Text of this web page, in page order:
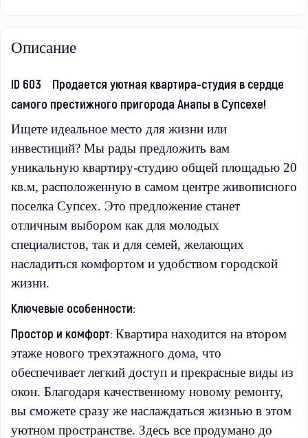
Описание
ID 603 Продается уютная квартира-студия в сердце
самого престижного пригорода Анапы в Супсехе!
Ищете идеальное место для жизни или
инвестиций? Мы рады предложить вам
уникальную квартиру-студию общей площадью 20
кв.м, расположенную в самом центре живописного
поселка Супсех. Это предложение станет
отличным выбором как для молодых
специалистов, так и для семей, желающих
насладиться комфортом и удобством городской
жизни.
Ключевые особенности:
Простор и комфорт: Квартира находится на втором
этаже нового трехэтажного дома, что
обеспечивает легкий доступ и прекрасные виды из
окон. Благодаря качественному новому ремонту,
вы сможете сразу же наслаждаться жизнью в этом
уютном пространстве. Здесь все продумано до